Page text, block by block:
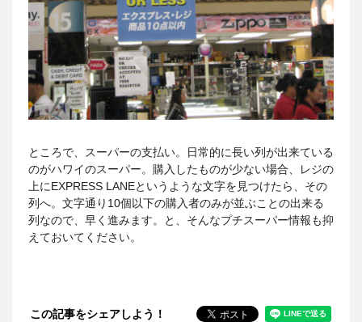
ところで、スーパーの支払い。日常的に長い列が出来ている
のがハワイのスーパー。購入したものが少ない場合、レジの
上にEXPRESS LANEというような文字を見つけたら、その
列へ。文字通り10個以下の購入者のみが並ぶことの出来る
列なので、早く進みます。と、そんなプチスーパー情報も抑
えておいてください。
この記事をシェアしよう！